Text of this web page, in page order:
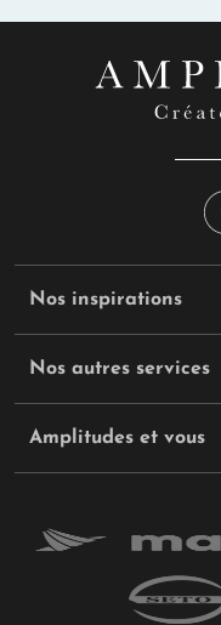
Nos inspirations
Nos autres services
Amplitudes et vous